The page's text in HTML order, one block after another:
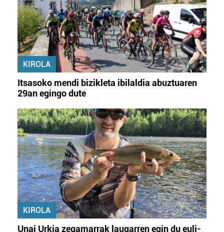
KIROLA
Itsasoko mendi bizikleta ibilaldia abuztuaren
29an egingo dute
KIROLA
Unai Urkia zegamarrak laugarren egin du euli-